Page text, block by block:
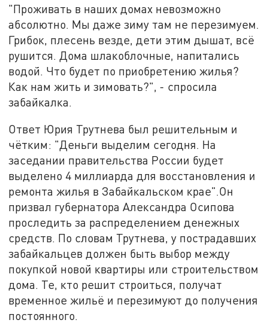
"Проживать в наших домах невозможно
абсолютно. Мы даже зиму там не перезимуем.
Грибок, плесень везде, дети этим дышат, всё
рушится. Дома шлакоблочные, напитались
водой. Что будет по приобретению жилья?
Как нам жить и зимовать?", - спросила
забайкалка.
Ответ Юрия Трутнева был решительным и
чётким: "Деньги выделим сегодня. На
заседании правительства России будет
выделено 4 миллиарда для восстановления и
ремонта жилья в Забайкальском крае".Он
призвал губернатора Александра Осипова
проследить за распределением денежных
средств. По словам Трутнева, у пострадавших
забайкальцев должен быть выбор между
покупкой новой квартиры или строительством
дома. Те, кто решит строиться, получат
временное жильё и перезимуют до получения
постоянного.